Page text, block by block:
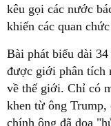
kêu gọi các nước
khiến các quan
Bài phát biểu dài
được giới phân tích
về thế giới. Chỉ có
khen từ ông Trump,
chính ông đã dọa